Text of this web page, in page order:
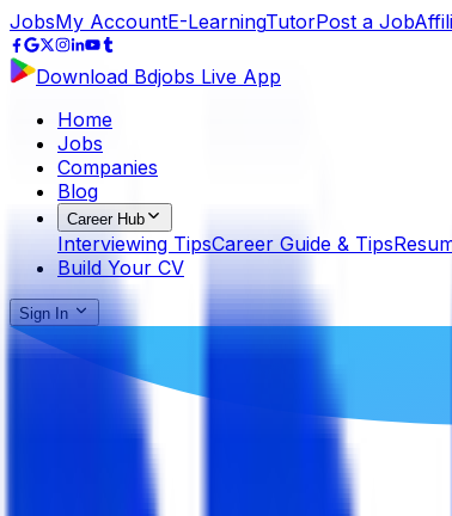
JobsMy AccountE-LearningTutorPost a Job
Download Bdjobs Live App
Home
Jobs
Companies
Blog
Career Hub
Interviewing TipsCareer Guide & Tips
Build Your CV
Sign In